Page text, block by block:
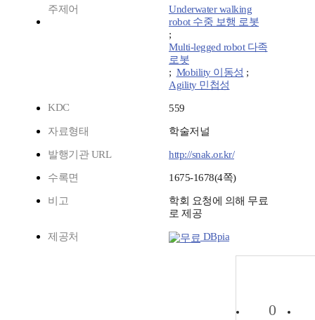
주제어
Underwater walking
robot 수중 보행 로봇
;
Multi-legged robot 다족
로봇
; Mobility 이동성 ;
Agility 민첩성
KDC
559
자료형태 학술저널
발행기관 URL http://snak.or.kr/
수록면 1675-1678(4쪽)
비고
학회 요청에 의해 무료
로 제공
제공처 DBpia
0